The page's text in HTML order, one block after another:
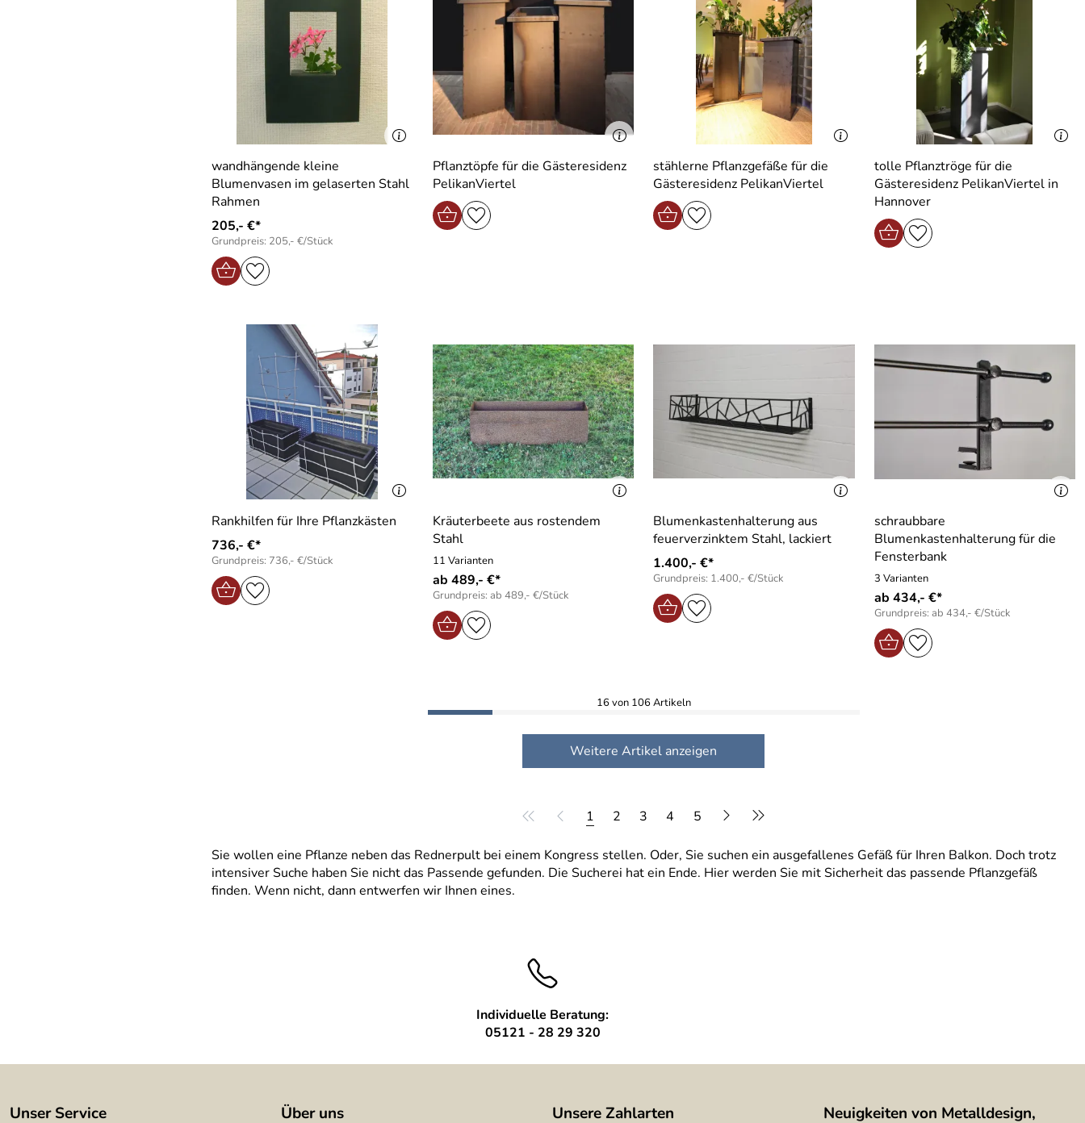
wandhängende kleine
Blumenvasen im gelaserten Stahl
Rahmen
205,- €*
Grundpreis: 205,- €/Stück
Pflanztöpfe für die Gästeresidenz
PelikanViertel
stählerne Pflanzgefäße für die
Gästeresidenz PelikanViertel
tolle Pflanztröge für die
Gästeresidenz PelikanViertel in
Hannover
Rankhilfen für Ihre Pflanzkästen
736,- €*
Grundpreis: 736,- €/Stück
Kräuterbeete aus rostendem
Stahl
11 Varianten
ab 489,- €*
Grundpreis: ab 489,- €/Stück
Blumenkastenhalterung aus
feuerverzinktem Stahl, lackiert
1.400,- €*
Grundpreis: 1.400,- €/Stück
schraubbare
Blumenkastenhalterung für die
Fensterbank
3 Varianten
ab 434,- €*
Grundpreis: ab 434,- €/Stück
16 von 106 Artikeln
Weitere Artikel anzeigen
1 2 3 4 5
Sie wollen eine Pflanze neben das Rednerpult bei einem Kongress stellen. Oder, Sie suchen ein ausgefallenes Gefäß für Ihren Balkon. Doch trotz
intensiver Suche haben Sie nicht das Passende gefunden. Die Sucherei hat ein Ende. Hier werden Sie mit Sicherheit das passende Pflanzgefäß
finden. Wenn nicht, dann entwerfen wir Ihnen eines.
Individuelle Beratung:
05121 - 28 29 320
Unser Service Über uns Unsere Zahlarten
Neuigkeiten von Metalldesign,